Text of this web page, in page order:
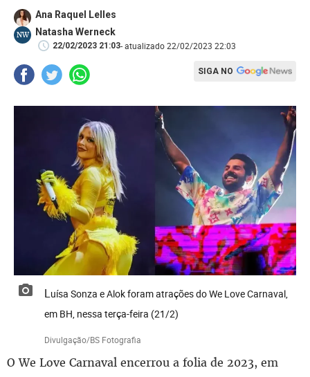
Ana Raquel Lelles
NW Natasha Werneck
22/02/2023 21:03- atualizado 22/02/2023 22:03
SIGA NO
Luísa Sonza e Alok foram atrações do We Love Carnaval,
em BH, nessa terça-feira (21/2)
Divulgação/BS Fotografia
O We Love Carnaval encerrou a folia de 2023, em